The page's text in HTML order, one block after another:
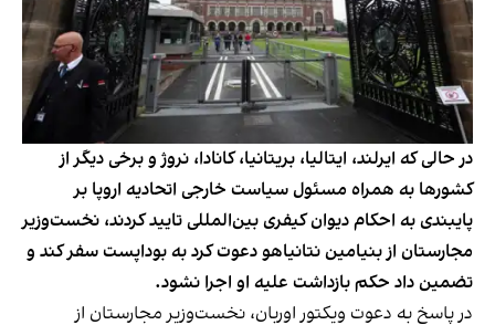
در حالی که ایرلند، ایتالیا، بریتانیا، کانادا، نروژ و برخی دیگر از
کشورها به همراه مسئول سیاست خارجی اتحادیه اروپا بر
پایبندی به احکام دیوان کیفری بین‌المللی تایید کردند، نخست‌وزیر
مجارستان از بنیامین نتانیاهو دعوت کرد به بوداپست سفر کند و
تضمین داد حکم بازداشت علیه او اجرا نشود.
در پاسخ به دعوت ویکتور اوربان، نخست‌وزیر مجارستان از